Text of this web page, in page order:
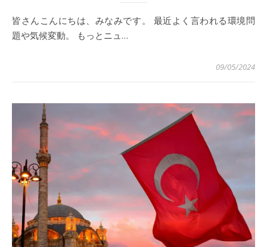
皆さんこんにちは、みなみです。 最近よく言われる環境問
題や気候変動。 もっとニュ…
09/05/2024